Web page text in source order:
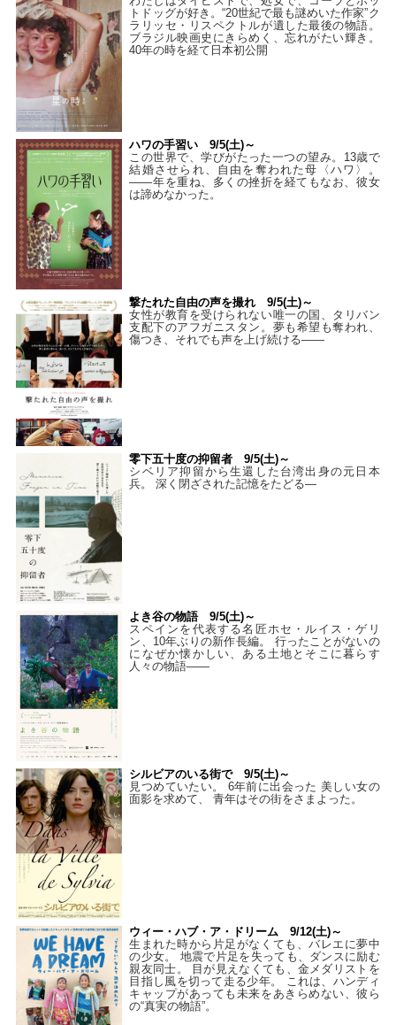
トドッグが好き。“20世紀で最も謎めいた作家”ク
ラリッセ・リスペクトルが遺した最後の物語。
ブラジル映画史にきらめく、忘れがたい輝き。
40年の時を経て⽇本初公開
ハワの手習い 9/5(土)～
この世界で、学びがたった一つの望み。13歳で
結婚させられ、自由を奪われた母〈ハワ〉。
——年を重ね、多くの挫折を経てもなお、彼女
は諦めなかった。
撃たれた自由の声を撮れ 9/5(土)～
女性が教育を受けられない唯一の国、タリバン
支配下のアフガニスタン。夢も希望も奪われ、
傷つき、それでも声を上げ続ける——
零下五十度の抑留者 9/5(土)～
シベリア抑留から生還した台湾出身の元日本
兵。 深く閉ざされた記憶をたどる—
よき谷の物語 9/5(土)～
スペインを代表する名匠ホセ・ルイス・ゲリ
ン、10年ぶりの新作長編。 行ったことがないの
になぜか懐かしい、ある土地とそこに暮らす
人々の物語――
シルビアのいる街で 9/5(土)～
見つめていたい。 6年前に出会った 美しい女の
面影を求めて、 青年はその街をさまよった。
ウィー・ハブ・ア・ドリーム 9/12(土)～
生まれた時から片足がなくても、バレエに夢中
の少女。 地震で片足を失っても、ダンスに励む
親友同士。 目が見えなくても、金メダリストを
目指し風を切って走る少年。 これは、ハンディ
キャップがあっても未来をあきらめない、彼ら
の“真実の物語”。